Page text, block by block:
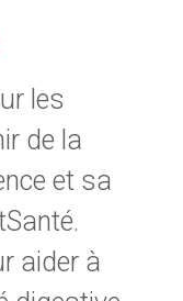
les
de la
et sa
aider à